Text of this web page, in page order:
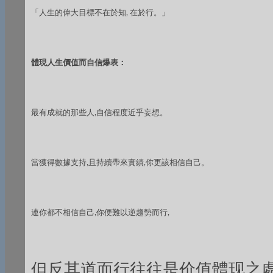
「人生的偉大目標不在於知, 在於行。」
體現人生價值而自信爆表：
最有成就的那些人,自信程度近乎妄想。
當獲得數據支持,且持續帶來實績,你更該相信自己。
連你都不相信自己,你便難以逆趨勢而行,